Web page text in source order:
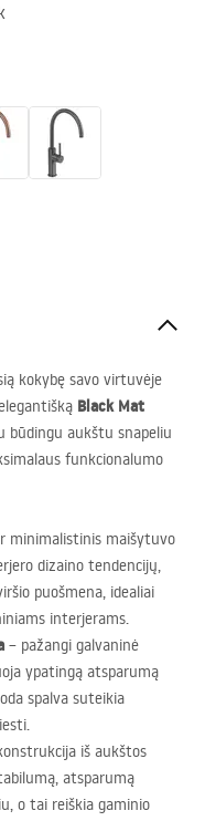
kokybę savo virtuvėje
Black Mat
būdingu aukštu snapeliu
funkcionalumo
minimalistinis maišytuvo
dizaino tendencijų,
puošmena, idealiai
interjerams.
– pažangi galvaninė
ypatingą atsparumą
spalva suteikia
iš aukštos
atsparumą
o tai reiškia gaminio